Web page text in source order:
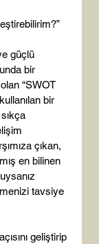
güçlü
bir
“SWOT
bir
çıkan,
en bilinen
tavsiye
geliştirip